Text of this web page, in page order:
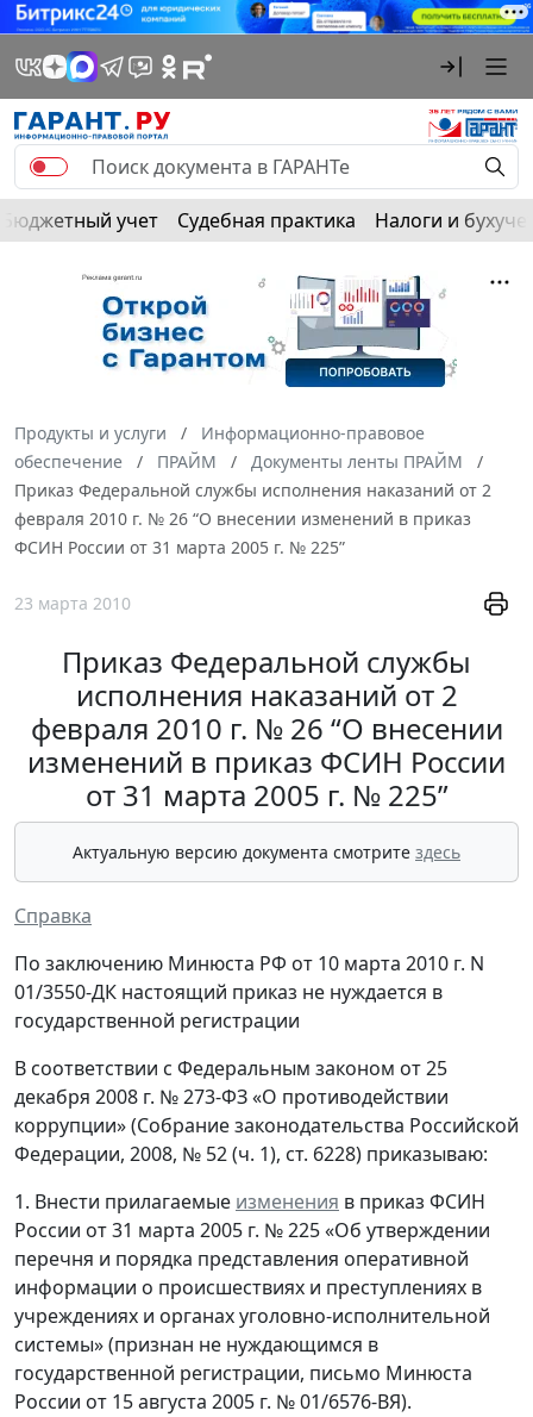
Бюджетный учет Судебная практика Налоги и
Продукты и услуги
Информационно-правовое
обеспечение
ПРАЙМ
Документы ленты ПРАЙМ
Приказ Федеральной службы исполнения наказаний от 2
февраля 2010 г. № 26 “О внесении изменений в приказ
ФСИН России от 31 марта 2005 г. № 225”
23 марта 2010
Приказ Федеральной службы
исполнения наказаний от 2
февраля 2010 г. № 26 “О внесении
изменений в приказ ФСИН России
от 31 марта 2005 г. № 225”
Актуальную версию документа смотрите здесь
Справка
По заключению Минюста РФ от 10 марта 2010 г. N
01/3550-ДК настоящий приказ не нуждается в
государственной регистрации
В соответствии с Федеральным законом от 25
декабря 2008 г. № 273-ФЗ «О противодействии
коррупции» (Собрание законодательства Российской
Федерации, 2008, № 52 (ч. 1), ст. 6228) приказываю:
1. Внести прилагаемые изменения в приказ ФСИН
России от 31 марта 2005 г. № 225 «Об утверждении
перечня и порядка представления оперативной
информации о происшествиях и преступлениях в
учреждениях и органах уголовно-исполнительной
системы» (признан не нуждающимся в
государственной регистрации, письмо Минюста
России от 15 августа 2005 г. № 01/6576-ВЯ).